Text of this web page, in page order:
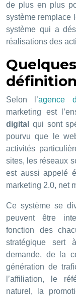
de plus en plus
système remplace
système qui a
réalisations des
Selon l’agence
marketing est
digital
qui sont
pourvu que le
activités
sites, les réseaux
est aussi appelé
marketing 2.0, net
Ce système se
peuvent être
fonction des
stratégique sert
demande, de la
génération de
l’affiliation, le
naturel, la